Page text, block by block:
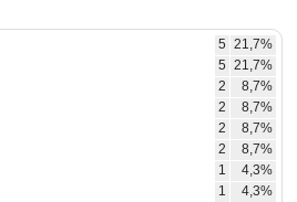
5 21,7%
5 21,7%
2
8,7%
2
8,7%
2
8,7%
2
8,7%
1
4,3%
1
4,3%